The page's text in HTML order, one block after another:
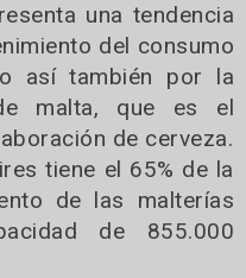
una tendencia
del consumo
así también por la
malta, que es el
de cerveza.
tiene el 65% de la
de las malterías
de 855.000